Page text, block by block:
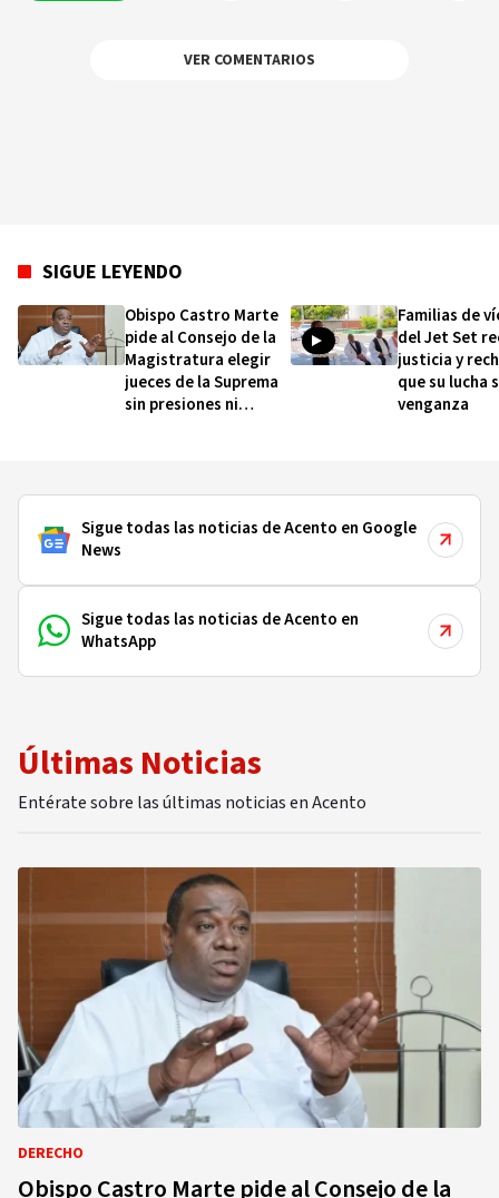
VER COMENTARIOS
SIGUE LEYENDO
Obispo Castro Marte
pide al Consejo de la
Magistratura elegir
jueces de la Suprema
sin presiones ni
Familias de
del Jet Set
justicia y
que su lucha
venganza
Sigue todas las noticias de Acento en Google
News
Sigue todas las noticias de Acento en
WhatsApp